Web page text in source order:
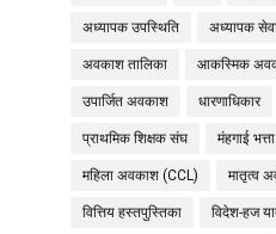
अध्यापक उपस्थिति अध्यापक
अवकाश तालिका आकस्मिक
उपार्जित अवकाश धारणाधिकार
प्राथमिक शिक्षक संघ मंहगाई भत्ता
महिला अवकाश (CCL) मातृत्व
वित्तिय हस्तपुस्तिका विदेश-हज